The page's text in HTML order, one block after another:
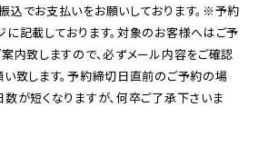
込でお支払いをお願いしております。※予約
記載しております。対象のお客様へはご予
内致しますので、必ずメール内容をご確認
い致します。予約締切日直前のご予約の場
が短くなりますが、何卒ご了承下さいま